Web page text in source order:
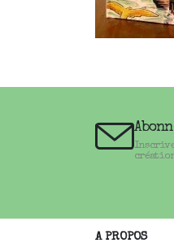
A PROPOS